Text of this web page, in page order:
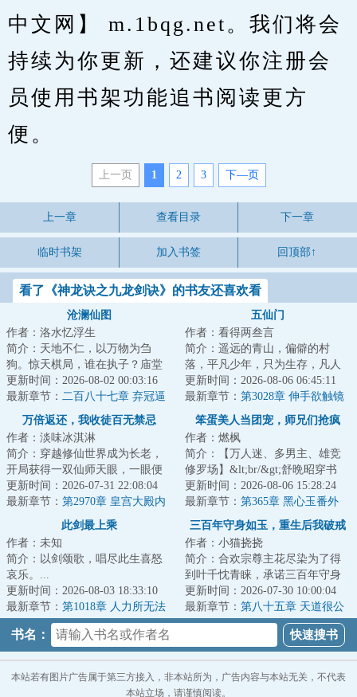
中文网】 m.1bqg.net。我们将会
持续为你更新，还建议你注册会
员使用书架功能追书阅读更方
便。
上一页 1 2 3 下—页
上一章 查看目录 下一章
临时书架 加入书签 回顶部↑
看了《神龙诀之九龙剑诀》的书友还喜欢看
沧澜仙图
作者：洛水忆浮生
简介：天地不仁，以万物为刍
狗。惊天棋局，谁在执子？庙堂
与江湖、热血与阴谋、爱情与背
叛、血海深仇与儿...
更新时间：2026-08-02 00:03:16
最新章节： 二百八十七章 弃冠逼
宫义何辞
五仙门
作者：看得两叁言
简介：遥远的青山，偏僻的村
落，平凡少年，只为生存，凡人
生活却化作修仙之路，有谁是
真，有谁是假？有谁...
更新时间：2026-08-06 06:45:11
最新章节： 第3028章 伸手欲触镜
中影
万倍返还，我收徒百无禁忌
作者：淡味冰淇淋
简介：穿越修仙世界成为长老，
开局获得一双仙师天眼，一眼便
可看穿无数弟子资质与缺陷；收
徒圣阶资质弟子...
更新时间：2026-07-31 22:08:04
最新章节： 第2970章 皇宫大殿内
笨蛋美人当团宠，师兄们抢疯
作者：燃枫
简介：【万人迷、多男主、雄竞
修罗场】&lt;br/&gt;舒晩昭穿书
了。&lt;br/&gt;原主作恶多端，娇
纵任性。&l...
更新时间：2026-08-06 15:28:24
最新章节： 第365章 黑心玉番外
1（公主太傅）
此剑最上乘
作者：未知
简介：以剑颂歌，唱尽此生喜怒
哀乐。...
更新时间：2026-08-03 18:33:10
最新章节： 第1018章 人力所无法
控制的未知
三百年守身如玉，重生后我破戒
了
作者：小猫挠挠
简介：合欢宗尊主花尽染为了得
到叶千忱青睐，承诺三百年守身
如玉不采炉鼎，却在大婚之日惨
遭背叛，最后落...
更新时间：2026-07-30 10:00:04
最新章节： 第八十五章 天道很公
正
书名：
本站若有图片广告属于第三方接入，非本站所为，广告内容与本站无关，不代表
本站立场，请谨慎阅读。